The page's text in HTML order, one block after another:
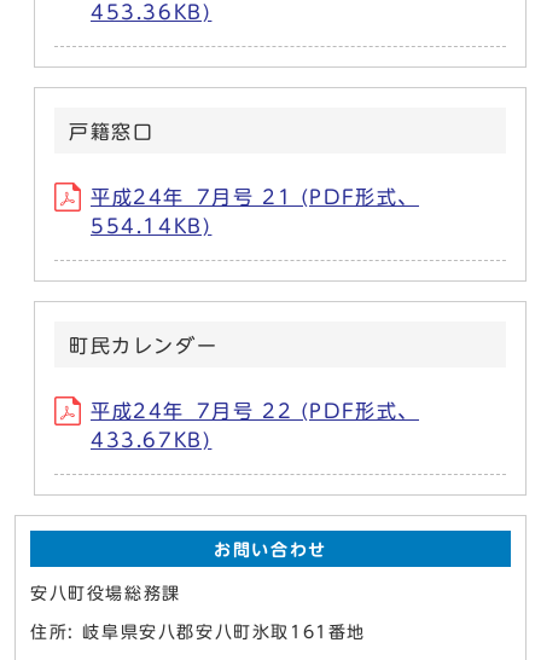
453.36KB)
戸籍窓口
平成24年_7月号 21 (PDF形式、
554.14KB)
町民カレンダー
平成24年_7月号 22 (PDF形式、
433.67KB)
お問い合わせ
安八町役場総務課
住所: 岐阜県安八郡安八町氷取161番地